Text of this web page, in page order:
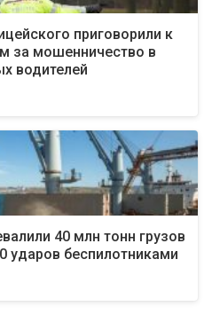
приговорили к
за мошенничество в
водителей
40 млн тонн грузов
ударов беспилотниками